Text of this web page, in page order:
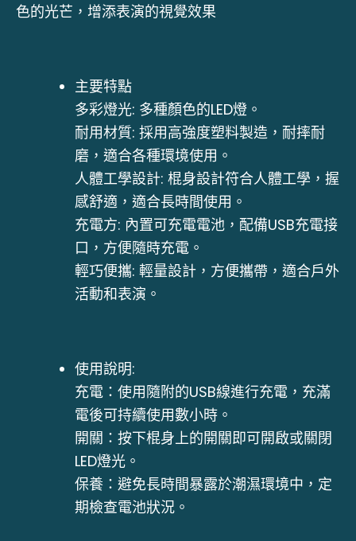
色的光芒，增添表演的視覺效果
主要特點
多彩燈光: 多種顏色的LED燈。
耐用材質: 採用高強度塑料製造，耐摔耐
磨，適合各種環境使用。
人體工學設計: 棍身設計符合人體工學，握
感舒適，適合長時間使用。
充電方: 內置可充電電池，配備USB充電接
口，方便隨時充電。
輕巧便攜: 輕量設計，方便攜帶，適合戶外
活動和表演。
使用說明:
充電：使用隨附的USB線進行充電，充滿
電後可持續使用數小時。
開關：按下棍身上的開關即可開啟或關閉
LED燈光。
保養：避免長時間暴露於潮濕環境中，定
期檢查電池狀況。